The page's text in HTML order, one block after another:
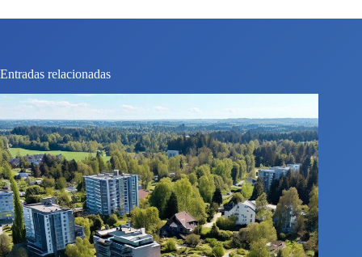
Entradas relacionadas